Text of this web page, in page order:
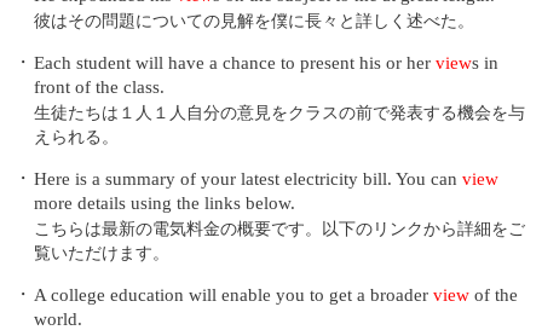
彼はその問題についての見解を僕に長々と詳しく述べた。
・ Each student will have a chance to present his or her views in
front of the class.
生徒たちは１人１人自分の意見をクラスの前で発表する機会を与
えられる。
・ Here is a summary of your latest electricity bill. You can view
more details using the links below.
こちらは最新の電気料金の概要です。以下のリンクから詳細をご
覧いただけます。
・ A college education will enable you to get a broader view of the
world.